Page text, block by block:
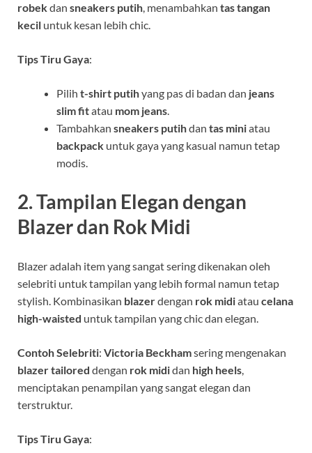
robekdan sneakers putih, menambahkan tas tangan
kecil untuk kesan lebih chic.
Tips Tiru Gaya:
Pilih t-shirt putihyang pas di badan dan jeans
slim fitatau mom jeans.
Tambahkan sneakers putihdan tas miniatau
backpack untuk gaya yang kasual namun tetap
modis.
2.Tampilan Elegan dengan
Blazer dan Rok Midi
Blazer adalah item yang sangat sering dikenakan oleh
selebriti untuk tampilan yang lebih formal namun tetap
stylish. Kombinasikan blazerdengan rok midiatau celana
high-waisted untuk tampilan yang chic dan elegan.
Contoh Selebriti: Victoria Beckhamsering mengenakan
blazer tailored dengan rok mididan high heels
menciptakan penampilan yang sangat elegan dan
terstruktur.
Tips Tiru Gaya: